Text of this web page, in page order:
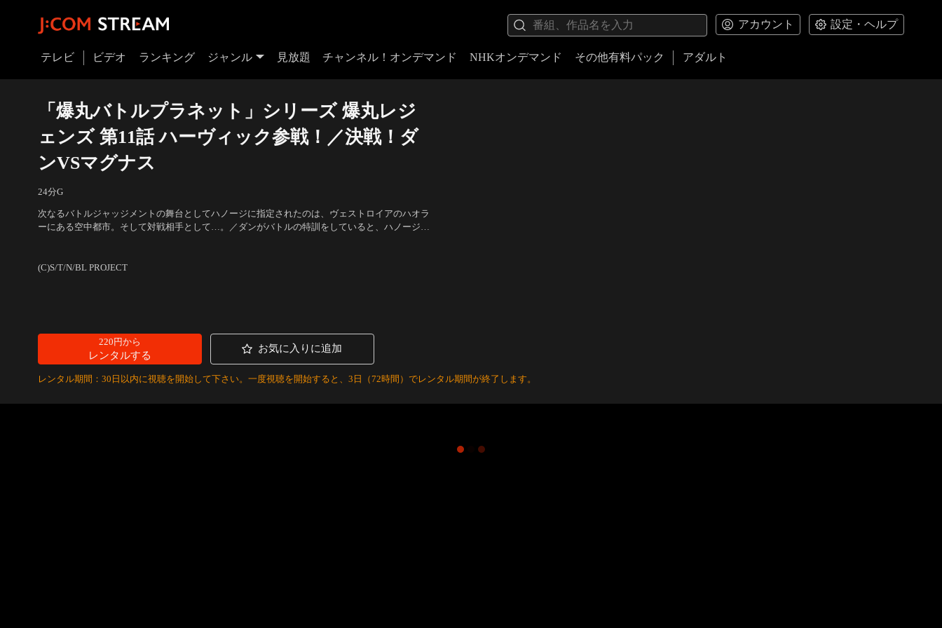
アカウント 設定・ヘルプ
テレビ ビデオ ランキング ジャンル 見放題 チャンネル！オンデマンド NHKオンデマンド その他有料パック アダルト
「爆丸バトルプラネット」シリーズ 爆丸レジ
ェンズ 第11話 ハーヴィック参戦！／決戦！ダ
ンVSマグナス
24分G
次なるバトルジャッジメントの舞台としてハノージに指定されたのは、ヴェストロイアのハオラ
ーにある空中都市。そして対戦相手として…。／ダンがバトルの特訓をしていると、ハノージに
(C)S/T/N/BL PROJECT
220円から
レンタルする
お気に入りに追加
レンタル期間：30日以内に視聴を開始して下さい。一度視聴を開始すると、3日（72時間）でレンタル期間が終了します。